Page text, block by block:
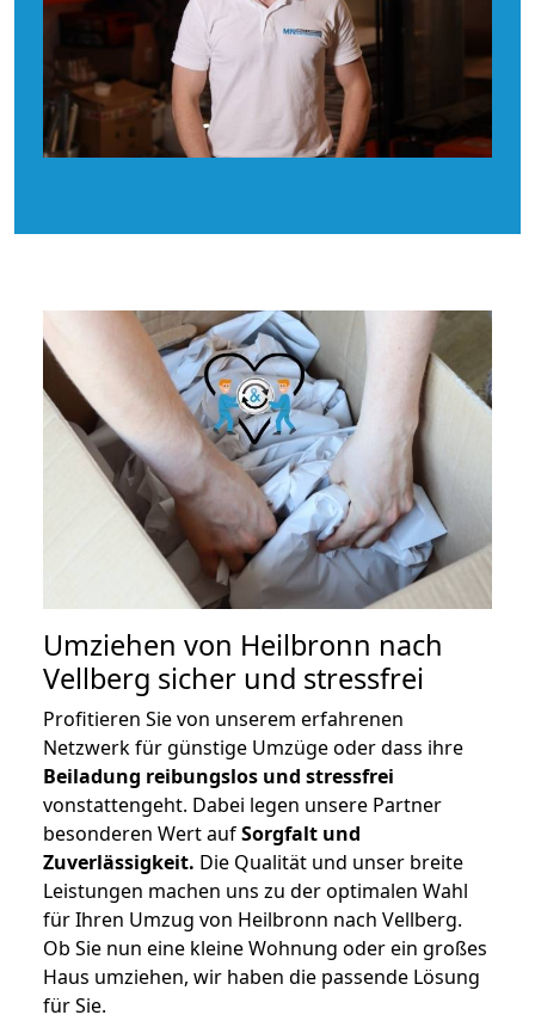
Umziehen von Heilbronn nach
Vellberg sicher und stressfrei
Profitieren Sie von unserem erfahrenen
Netzwerk für günstige Umzüge oder dass ihre
Beiladung reibungslos und stressfrei
vonstattengeht. Dabei legen unsere Partner
besonderen Wert aufSorgfalt und
Zuverlässigkeit. Die Qualität und unser breite
Leistungen machen uns zu der optimalen Wahl
für Ihren Umzug von Heilbronn nach Vellberg.
Ob Sie nun eine kleine Wohnung oder ein großes
Haus umziehen, wir haben die passende Lösung
für Sie.